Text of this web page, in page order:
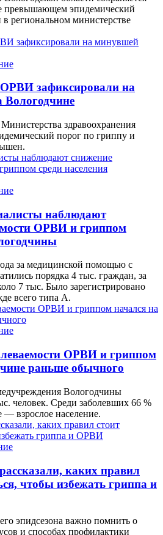
превышающем эпидемический
региональном министерстве
ОРВИ зафиксировали на
Вологодчине
здравоохранения
порог по гриппу и
наблюдают
ОРВИ и гриппом
за медицинской помощью с
порядка 4 тыс. граждан, за
7 тыс. Было зарегистрировано
всего типа А.
ОРВИ и гриппом
раньше обычного
Вологодчины
человек. Среди заболевших 66 %
взрослое население.
каких правил
чтобы избежать гриппа и
эпидсезона важно помнить о
и способах профилактики